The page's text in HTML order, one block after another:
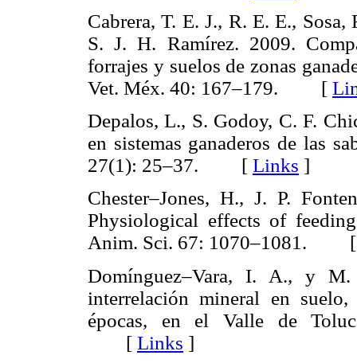
Cabrera, T. E. J., R. E. E.,
S. J. H. Ramírez. 2009.
forrajes y suelos de zonas
Vet. Méx. 40: 167–179. [
Depalos, L., S. Godoy, C. F.
en sistemas ganaderos de las
27(1): 25–37. [ Links ]
Chester–Jones, H., J. P.
Physiological effects of
Anim. Sci. 67: 1070–1081.
Domínguez–Vara, I. A., y M.
interrelación mineral en
épocas, en el Valle de
[ Links ]